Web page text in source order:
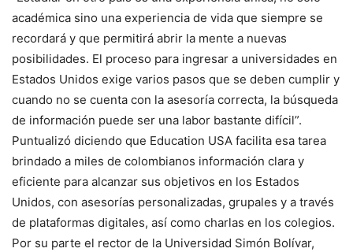
académica sino una experiencia de vida que siempre se
recordará y que permitirá abrir la mente a nuevas
posibilidades. El proceso para ingresar a universidades en
Estados Unidos exige varios pasos que se deben cumplir y
cuando no se cuenta con la asesoría correcta, la búsqueda
de información puede ser una labor bastante difícil”.
Puntualizó diciendo que Education USA facilita esa tarea
brindado a miles de colombianos información clara y
eficiente para alcanzar sus objetivos en los Estados
Unidos, con asesorías personalizadas, grupales y a través
de plataformas digitales, así como charlas en los colegios.
Por su parte el rector de la Universidad Simón Bolívar,